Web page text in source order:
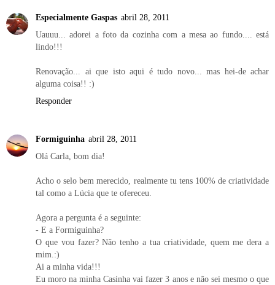
Especialmente Gaspas abril 28, 2011
Uauuu... adorei a foto da cozinha com a mesa ao fundo.... está
lindo!!!
Renovação... ai que isto aqui é tudo novo... mas hei-de achar
alguma coisa!! :)
Responder
Formiguinha abril 28, 2011
Olá Carla, bom dia!
Acho o selo bem merecido, realmente tu tens 100% de criatividade
tal como a Lúcia que te ofereceu.
Agora a pergunta é a seguinte:
- E a Formiguinha?
O que vou fazer? Não tenho a tua criatividade, quem me dera a
mim.:)
Ai a minha vida!!!
Eu moro na minha Casinha vai fazer 3 anos e não sei mesmo o que